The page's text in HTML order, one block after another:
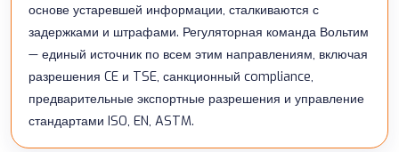
основе устаревшей информации, сталкиваются с
задержками и штрафами. Регуляторная команда Вольтим
— единый источник по всем этим направлениям, включая
разрешения CE и TSE, санкционный compliance,
предварительные экспортные разрешения и управление
стандартами ISO, EN, ASTM.